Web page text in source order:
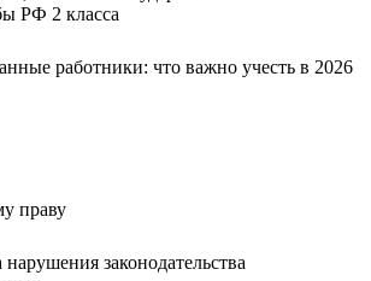
РФ 2 класса
работники: что важно учесть в 2026
праву
нарушения законодательства